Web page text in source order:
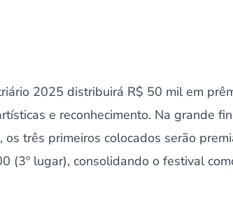
2025 distribuirá R$ 50 mil em
e reconhecimento. Na grande
os três primeiros colocados serão
(3º lugar), consolidando o festival